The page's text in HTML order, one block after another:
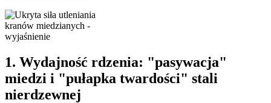
1. Wydajność rdzenia: "pasywacja"
miedzi i "pułapka twardości" stali
nierdzewnej